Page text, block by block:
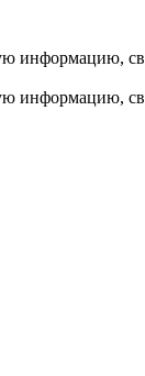
информацию,
информацию,